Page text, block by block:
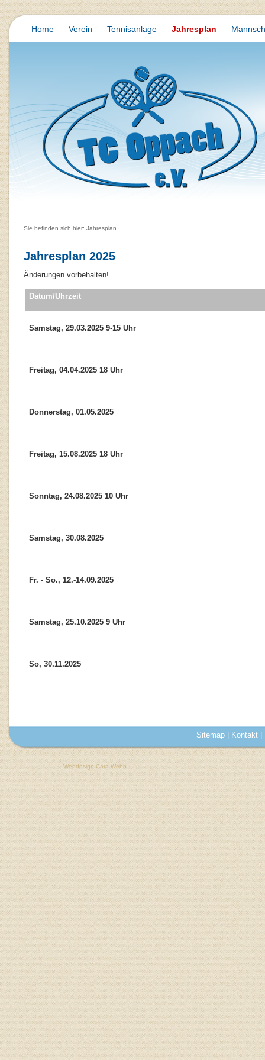
Home Verein Tennisanlage Jahresplan
Sie befinden sich hier: Jahresplan
Jahresplan 2025
Änderungen vorbehalten!
Datum/Uhrzeit
Samstag, 29.03.2025 9-15 Uhr
Freitag, 04.04.2025 18 Uhr
Donnerstag, 01.05.2025
Freitag, 15.08.2025 18 Uhr
Sonntag, 24.08.2025 10 Uhr
Samstag, 30.08.2025
Fr. - So., 12.-14.09.2025
Samstag, 25.10.2025 9 Uhr
So, 30.11.2025
Sitemap| Kontakt|
Webdesign Cara Webb